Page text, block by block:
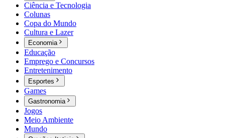
Ciência e Tecnologia
Colunas
Copa do Mundo
Cultura e Lazer
Economia
Educação
Emprego e Concursos
Entretenimento
Esportes
Games
Gastronomia
Jogos
Meio Ambiente
Mundo